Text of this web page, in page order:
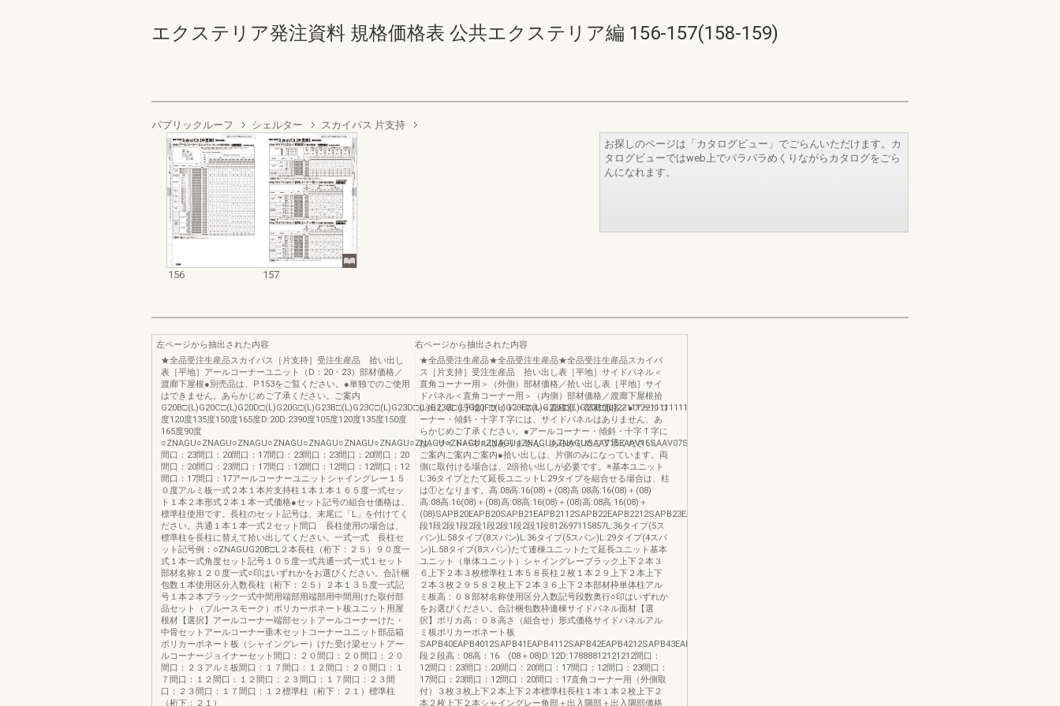
エクステリア発注資料 規格価格表 公共エクステリア編 156-157(158-159)
パブリックルーフ シェルター スカイパス 片支持
156 157
お探しのページは「カタログビュー」でごらんいただけます。カ
タログビューではweb上でパラパラめくりながらカタログをごら
んになれます。
左ページから抽出された内容
★全品受注生産品スカイパス［片支持］受注生産品 拾い出し
表［平地］アールコーナーユニット（D：20・23）部材価格／
渡廊下屋根●別売品は、P.153をご覧ください。●単独でのご使用
はできません。あらかじめご了承ください。ご案内
度120度135度150度165度D:20D:2390度105度120度135度150度
165度90度
間口：23間口：20間口：17間口：23間口：23間口：20間口：20
間口：20間口：23間口：17間口：12間口：12間口：12間口：12
間口：17間口：17アールコーナーユニットシャイングレー１５
０度アルミ板一式２本１本片支持柱１本１本１６５度一式セッ
ト１本２本形式２本１本一式価格●セット記号の組合せ価格は、
標準柱使用です。長柱のセット記号は、末尾に「L」を付けてく
ださい。共通１本１本一式２セット間口 長柱使用の場合は、
標準柱を長柱に替えて拾い出してください。一式一式 長柱セ
ット記号例：○ZNAGUG20B□L２本長柱（桁下：２５）９０度一
式１本一式角度セット記号１０５度一式共通一式一式１セット
部材名称１２０度一式○印はいずれかをお選びください。合計梱
包数１本使用区分入数長柱（桁下：２５）２本１３５度一式記
号１本２本ブラック一式中間用端部用端部用中間用けた取付部
品セット（ブルースモーク）ポリカーボネート板ユニット用屋
根材【選択】アールコーナー端部セットアールコーナーけた・
中骨セットアールコーナー垂木セットコーナーユニット部品箱
ポリカーボネート板（シャイングレー）けた受け梁セットアー
ルコーナージョイナーセット間口：２０間口：２０間口：２０
間口：２３アルミ板間口：１７間口：１２間口：２０間口：１
７間口：１２間口：１２間口：２３間口：１７間口：２３間
口：２３間口：１７間口：１２標準柱（桁下：２１）標準柱
（桁下：２１）
右ページから抽出された内容
★全品受注生産品★全品受注生産品★全品受注生産品スカイパ
ス［片支持］受注生産品 拾い出し表［平地］サイドパネル＜
直角コーナー用＞（外側）部材価格／拾い出し表［平地］サイ
ドパネル＜直角コーナー用＞（内側）部材価格／渡廊下屋根拾
い出し表［平地］サイドパネル＜直線部＞部材価格／●アールコ
ーナー・傾斜・十字Ｔ字には、サイドパネルはありません、あ
らかじめご了承ください。●アールコーナー・傾斜・十字Ｔ字に
は、サイドパネルはありません、あらかじめご了承ください。
ご案内ご案内ご案内●拾い出しは、片側のみになっています。両
側に取付ける場合は、2倍拾い出しが必要です。※基本ユニット
L:36タイプとたて延長ユニットL:29タイプを組合せる場合は、柱
は①となります。高:08高:16(08)＋(08)高:08高:16(08)＋(08)
高:08高:16(08)＋(08)高:08高:16(08)＋(08)高:08高:16(08)＋
段1段2段1段2段1段2段1段2段1段812697115857L:36タイプ(5ス
パン)L:58タイプ(8スパン)L:36タイプ(5スパン)L:29タイプ(4スパ
ン)L:58タイプ(8スパン)たて連棟ユニットたて延長ユニット基本
ユニット（単体ユニット）シャイングレーブラック上下２本３
６上下２本３枚標準柱１本５８長柱２枚１本２９上下２本上下
２本３枚２９５８２枚上下２本３６上下２本部材枠単体柱アル
ミ板高：０８部材名称使用区分入数記号段数奥行○印はいずれか
をお選びください。合計梱包数枠連棟サイドパネル面材【選
択】ポリカ高：０８高さ（組合せ）形式価格サイドパネルアル
ミ板ポリカーボネート板
段２段高：08高：16 (08＋08)D:12D:17888812121212間口：
12間口：23間口：20間口：20間口：17間口：12間口：23間口：
17間口：23間口：12間口：20間口：17直角コーナー用（外側取
付）３枚３枚上下２本上下２本標準柱長柱１本１本２枚上下２
本２枚上下２本シャイングレー角部＋出入隅部＋出入隅部価格